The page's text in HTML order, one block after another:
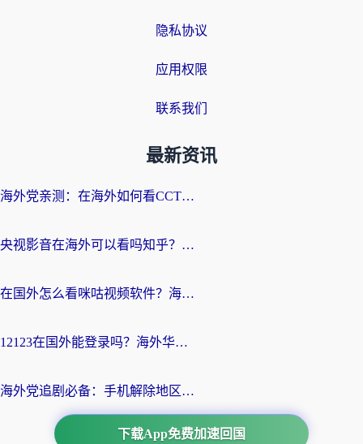
隐私协议
应用权限
联系我们
最新资讯
海外党亲测：在海外如何看CCTV？告别“仅限大陆播放”的实用指南
央视影音在海外可以看吗知乎？留学生亲测：3步解决地域限制+追剧自由
在国外怎么看咪咕视频软件？海外党亲测有效的回国加速方案
12123在国外能登录吗？海外华人必看的回国加速实用指南
海外党追剧必备：手机解除地区限制app怎么选？解决央视视频&国内剧地区限制全指南
下载App免费加速回国